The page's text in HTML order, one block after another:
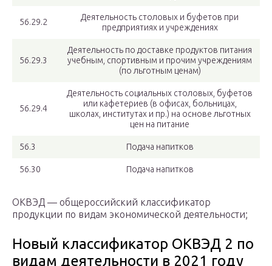
56.29.2
Деятельность столовых и буфетов при
предприятиях и учреждениях
56.29.3
Деятельность по доставке продуктов питания
учебным, спортивным и прочим учреждениям
(по льготным ценам)
56.29.4
Деятельность социальных столовых, буфетов
или кафетериев (в офисах, больницах,
школах, институтах и пр.) на основе льготных
цен на питание
56.3 Подача напитков
56.30 Подача напитков
ОКВЭД — общероссийский классификатор
продукции по видам экономической деятельности;
Новый классификатор ОКВЭД 2 по
видам деятельности в 2021 году